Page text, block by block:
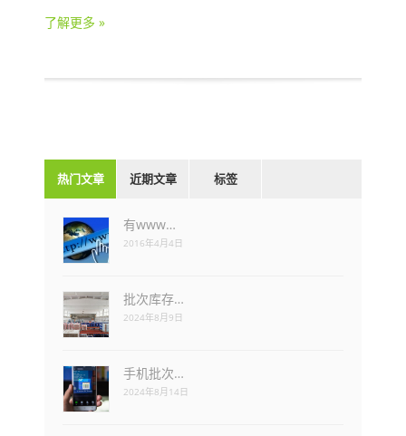
了解更多 »
热门文章 近期文章 标签
有www…
2016年4月4日
批次库存…
2024年8月9日
手机批次…
2024年8月14日